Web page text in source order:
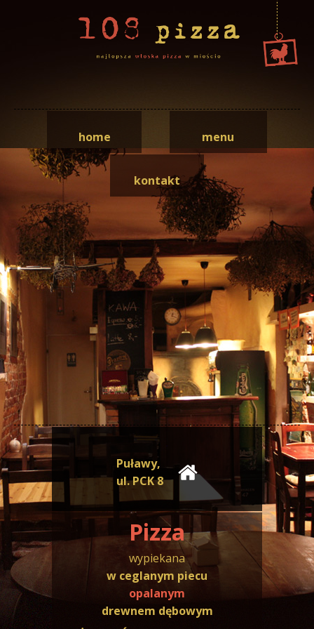
home menu
kontakt
Puławy,
ul. PCK 8
Pizza
wypiekana
w ceglanym piecu
opalanym
drewnem dębowym